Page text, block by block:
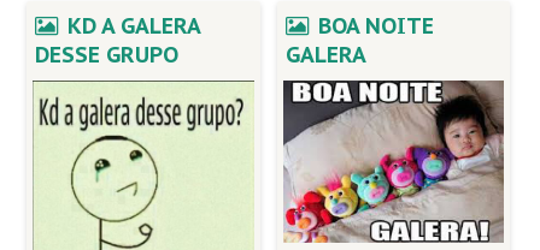
KD A GALERA
DESSE GRUPO
BOA NOITE
GALERA